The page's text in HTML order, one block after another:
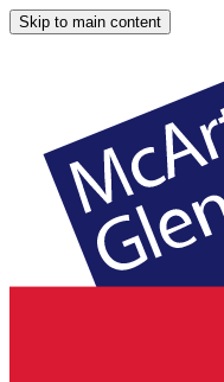
Skip to main content